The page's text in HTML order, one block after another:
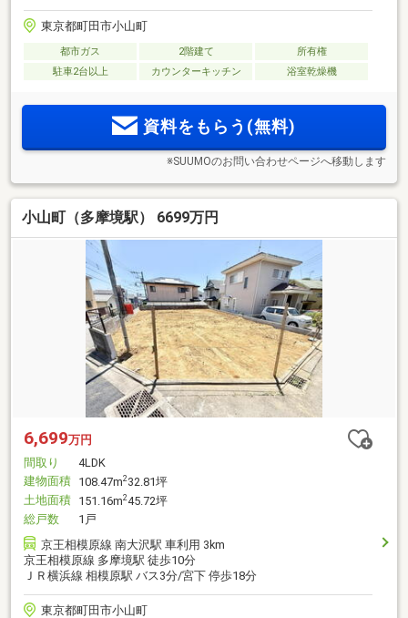
東京都町田市小山町
都市ガス 2階建て
所有権
駐車2台以上
カウンターキッチン 浴室乾燥機
資料をもらう(無料)
※SUUMOのお問い合わせページへ移動します
小山町（多摩境駅） 6699万円
6,699万円
間取り
4LDK
建物面積 108.47m232.81坪
土地面積 151.16m245.72坪
総戸数
1戸
京王相模原線 南大沢駅 車利用 3km
京王相模原線 多摩境駅 徒歩10分
ＪＲ横浜線 相模原駅 バス3分/宮下 停歩18分
東京都町田市小山町